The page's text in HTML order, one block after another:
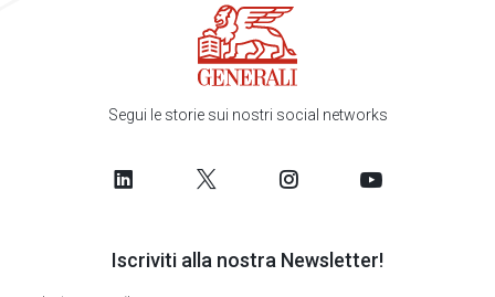
Segui le storie sui nostri social networks
Iscriviti alla nostra Newsletter!